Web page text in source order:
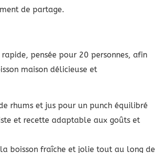
de partage.
pensée pour 20 personnes, afin
maison délicieuse et
rhums et jus pour un punch équilibré
et recette adaptable aux goûts et
boisson fraîche et jolie tout au long de